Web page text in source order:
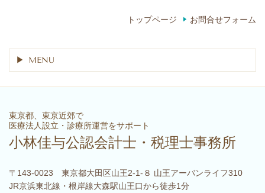
トップページ お問合せフォーム
MENU
東京都、東京近郊で
医療法人設立・診療所運営をサポート
小林佳与公認会計士・税理士事務所
〒143-0023 東京都大田区山王2-1-８ 山王アーバンライフ310
JR京浜東北線・根岸線大森駅山王口から徒歩1分